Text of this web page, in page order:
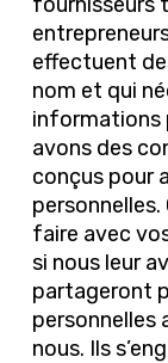
effectuent
nom et qui
informations
avons des
conçus pour
personnelles.
faire avec
si nous leur
partageront
personnelles
nous. Ils